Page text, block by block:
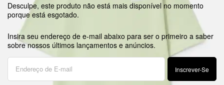
Desculpe, este produto não está mais disponível no momento
porque está esgotado.
Insira seu endereço de e-mail abaixo para ser o primeiro a saber
sobre nossos últimos lançamentos e anúncios.
Inscrever-Se